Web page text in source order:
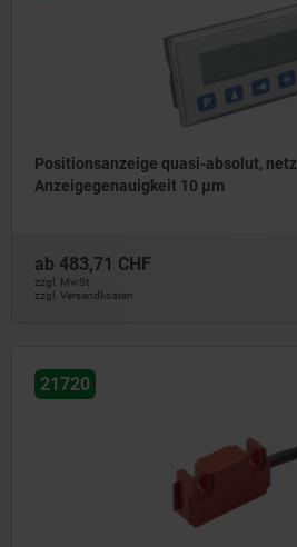
Positionsanzeige quasi-absolut,
Anzeigegenauigkeit 10 µm
ab 483,71 CHF
zzgl. MwSt.
zzgl. Versandkosten
21720